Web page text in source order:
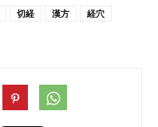
切経 漢方
経穴